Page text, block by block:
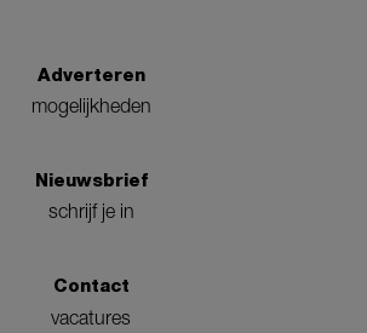
Adverteren
mogelijkheden
Nieuwsbrief
schrijf je in
Contact
vacatures